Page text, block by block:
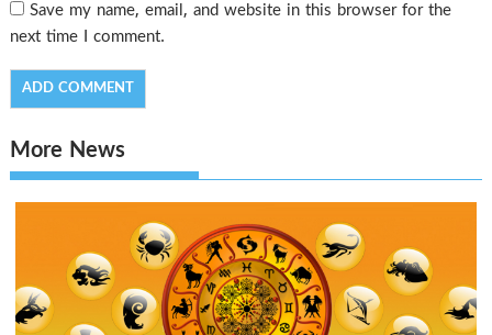
Save my name, email, and website in this browser for the
next time I comment.
More News